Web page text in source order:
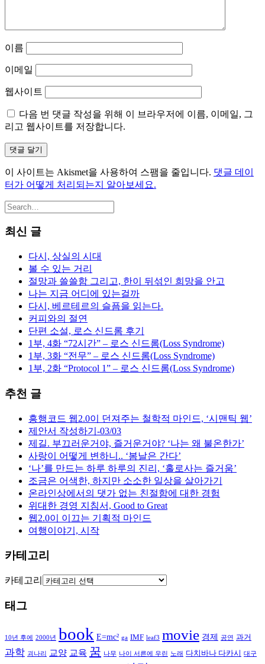
이름
이메일
웹사이트
다음 번 댓글 작성을 위해 이 브라우저에 이름, 이메일, 그
리고 웹사이트를 저장합니다.
이 사이트는 Akismet을 사용하여 스팸을 줄입니다. 댓글 데이
터가 어떻게 처리되는지 알아보세요.
최신 글
다시, 상실의 시대
볼 수 있는 거리
절망과 쓸쓸함 그리고, 한이 뒤섞인 희망을 안고
나는 지금 어디에 있는걸까
다시, 베르테르의 슬픔을 읽는다.
커피와의 절연
단편 소설, 로스 신드롬 후기
1부, 4화 “72시간” – 로스 신드롬(Loss Syndrome)
1부, 3화 “전무” – 로스 신드롬(Loss Syndrome)
1부, 2화 “Protocol 1” – 로스 신드롬(Loss Syndrome)
추천 글
흥행코드 웹2.0이 던져주는 철학적 마인드, ‘시맨틱 웹’
제안서 작성하기-03/03
제길. 부끄러운거야, 즐거운거야? ‘나는 왜 불온한가’
사랑이 어떻게 변하니.. ‘봄날은 간다’
‘나’를 만드는 하루 하루의 진리, ‘홀로사는 즐거움’
조금은 어색한, 하지만 소소한 일상을 살아가기
온라인상에서의 댓가 없는 친절함에 대한 경험
위대한 경영 지침서, Good to Great
웹2.0이 이끄는 기획적 마인드
여행이야기, 시작
카테고리
카테고리
태그
10년 후에 2000년 book E=mc² ga IMF leaf3 movie 경제 공연 과거
과학 괴나리 교양 교육 꿈 나무 나이 서른에 우린 노래 다치바나 다카시 대구